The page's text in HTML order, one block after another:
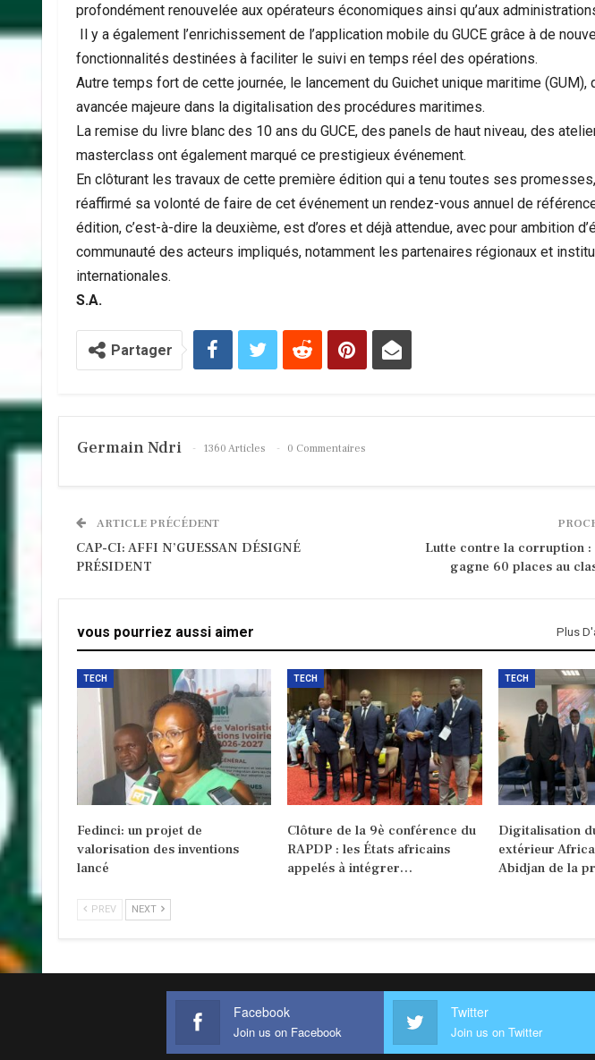
profondément renouvelée aux opérateurs économiques ainsi qu’aux
Il y a également l’enrichissement de l’application mobile du GUCE grâce à de
fonctionnalités destinées à faciliter le suivi en temps réel des opérations.
Autre temps fort de cette journée, le lancement du Guichet unique maritime (GUM),
avancée majeure dans la digitalisation des procédures maritimes.
La remise du livre blanc des 10 ans du GUCE, des panels de haut niveau, des
masterclass ont également marqué ce prestigieux événement.
En clôturant les travaux de cette première édition qui a tenu toutes ses promesses,
réaffirmé sa volonté de faire de cet événement un rendez-vous annuel de
édition, c’est-à-dire la deuxième, est d’ores et déjà attendue, avec pour ambition
communauté des acteurs impliqués, notamment les partenaires régionaux et
internationales.
S.A.
Partager
Germain Ndri 1360 Articles 0 Commentaires
ARTICLE PRÉCÉDENT
CAP-CI: AFFI N’GUESSAN DÉSIGNÉ
PRÉSIDENT
Lutte contre la corruption :
gagne 60 places au
vous pourriez aussi aimer Plus
TECH
Fedinci: un projet de
valorisation des inventions
lancé
TECH
Clôture de la 9è conférence du
RAPDP : les États africains
appelés à intégrer…
TECH
Digitalisation
extérieur
Abidjan de la
PREV NEXT
Facebook
Join us on Facebook
Twitter
Join us on Twitter